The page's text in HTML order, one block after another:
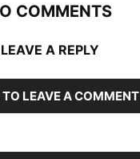
COMMENTS
LEAVE A REPLY
TO LEAVE A COMMENT